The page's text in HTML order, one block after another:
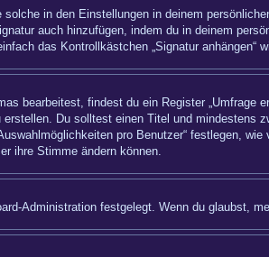
in den Einstellungen in deinem
auch hinzufügen, indem du in deinem
das Kontrollkästchen „Signatur anhängen“
bearbeitest, findest du ein Register
Du solltest einen Titel und
pro Benutzer“ festlegen,
ihre Stimme ändern können.
Administration festgelegt. Wenn du glaubst,